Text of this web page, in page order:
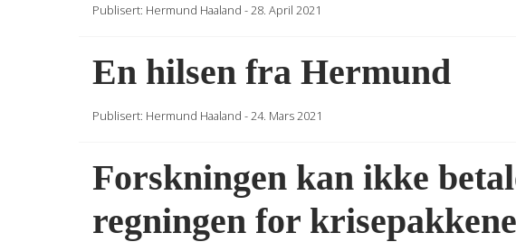
Publisert: Hermund Haaland -28. April 2021
En hilsen fra Hermund
Publisert: Hermund Haaland -24. Mars 2021
Forskningen kan ikke
regningen for krisepakkene